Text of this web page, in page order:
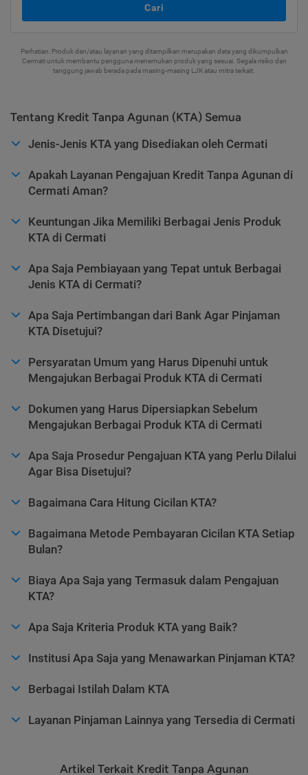
Cari
Perhatian: Produk dan/atau layanan yang ditampilkan merupakan data yang dikumpulkan
Cermati untuk membantu pengguna menemukan produk yang sesuai. Segala risiko dan
tanggung jawab berada pada masing-masing LJK atau mitra terkait.
Tentang Kredit Tanpa Agunan (KTA) Semua
Jenis-Jenis KTA yang Disediakan oleh Cermati
Apakah Layanan Pengajuan Kredit Tanpa Agunan di
Cermati Aman?
Keuntungan Jika Memiliki Berbagai Jenis Produk
KTA di Cermati
Apa Saja Pembiayaan yang Tepat untuk Berbagai
Jenis KTA di Cermati?
Apa Saja Pertimbangan dari Bank Agar Pinjaman
KTA Disetujui?
Persyaratan Umum yang Harus Dipenuhi untuk
Mengajukan Berbagai Produk KTA di Cermati
Dokumen yang Harus Dipersiapkan Sebelum
Mengajukan Berbagai Produk KTA di Cermati
Apa Saja Prosedur Pengajuan KTA yang Perlu Dilalui
Agar Bisa Disetujui?
Bagaimana Cara Hitung Cicilan KTA?
Bagaimana Metode Pembayaran Cicilan KTA Setiap
Bulan?
Biaya Apa Saja yang Termasuk dalam Pengajuan
KTA?
Apa Saja Kriteria Produk KTA yang Baik?
Institusi Apa Saja yang Menawarkan Pinjaman KTA?
Berbagai Istilah Dalam KTA
Layanan Pinjaman Lainnya yang Tersedia di Cermati
Artikel Terkait Kredit Tanpa Agunan